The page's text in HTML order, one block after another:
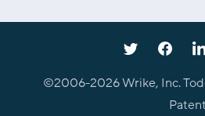
©2006-2026Wrike, Inc.